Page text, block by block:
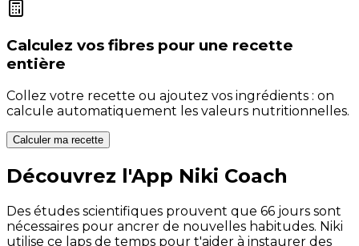
Calculez vos fibres pour une recette
entière
Collez votre recette ou ajoutez vos ingrédients : on
calcule automatiquement les valeurs nutritionnelles.
Calculer ma recette
Découvrez l'App Niki Coach
Des études scientifiques prouvent que 66 jours sont
nécessaires pour ancrer de nouvelles habitudes. Niki
utilise ce laps de temps pour t'aider à instaurer des